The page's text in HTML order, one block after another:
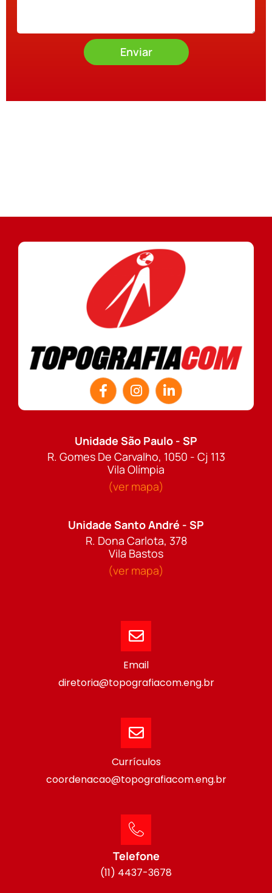
Enviar
Unidade São Paulo - SP
R. Gomes De Carvalho, 1050 - Cj 113
Vila Olímpia
(ver mapa)
Unidade Santo André - SP
R. Dona Carlota, 378
Vila Bastos
(ver mapa)
Email
diretoria@topografiacom.eng.br
Currículos
coordenacao@topografiacom.eng.br
Telefone
(11) 4437-3678